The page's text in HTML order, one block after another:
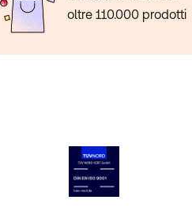
oltre 110.000 prodotti